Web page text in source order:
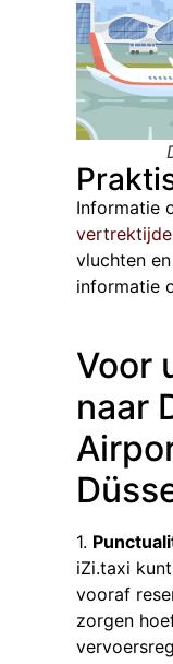
Informatie
vluchten
informatie
Voor
naar
1.
iZi.taxi
vooraf
zorgen